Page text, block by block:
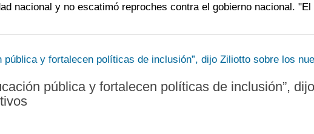
nacional y no escatimó reproches contra el gobierno nacional.
pública y fortalecen políticas de inclusión”, dijo